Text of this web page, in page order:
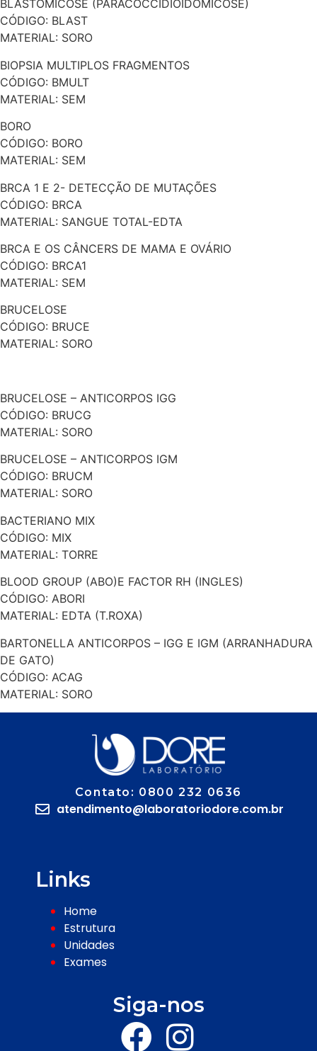
BLASTOMICOSE (PARACOCCIDIOIDOMICOSE)
CÓDIGO: BLAST
MATERIAL: SORO
BIOPSIA MULTIPLOS FRAGMENTOS
CÓDIGO: BMULT
MATERIAL: SEM
BORO
CÓDIGO: BORO
MATERIAL: SEM
BRCA 1 E 2- DETECÇÃO DE MUTAÇÕES
CÓDIGO: BRCA
MATERIAL: SANGUE TOTAL-EDTA
BRCA E OS CÂNCERS DE MAMA E OVÁRIO
CÓDIGO: BRCA1
MATERIAL: SEM
BRUCELOSE
CÓDIGO: BRUCE
MATERIAL: SORO
BRUCELOSE – ANTICORPOS IGG
CÓDIGO: BRUCG
MATERIAL: SORO
BRUCELOSE – ANTICORPOS IGM
CÓDIGO: BRUCM
MATERIAL: SORO
BACTERIANO MIX
CÓDIGO: MIX
MATERIAL: TORRE
BLOOD GROUP (ABO)E FACTOR RH (INGLES)
CÓDIGO: ABORI
MATERIAL: EDTA (T.ROXA)
BARTONELLA ANTICORPOS – IGG E IGM (ARRANHADURA
DE GATO)
CÓDIGO: ACAG
MATERIAL: SORO
Contato: 0800 232 0636
atendimento@laboratoriodore.com.br
Links
Home
Estrutura
Unidades
Exames
Siga-nos